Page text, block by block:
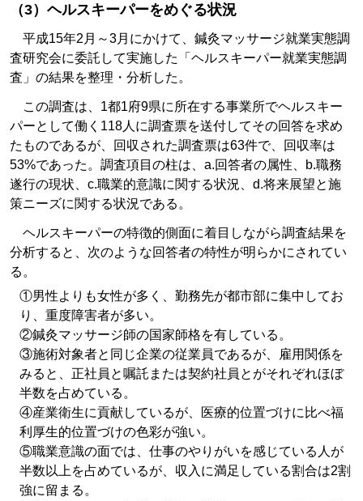
（3）ヘルスキーパーをめぐる状況
平成15年2月～3月にかけて、鍼灸マッサージ就業実態調
査研究会に委託して実施した「ヘルスキーパー就業実態調
査」の結果を整理・分析した。
この調査は、1都1府9県に所在する事業所でヘルスキー
パーとして働く118人に調査票を送付してその回答を求め
たものであるが、回収された調査票は63件で、回収率は
53%であった。調査項目の柱は、a.回答者の属性、b.職務
遂行の現状、c.職業的意識に関する状況、d.将来展望と施
策ニーズに関する状況である。
ヘルスキーパーの特徴的側面に着目しながら調査結果を
分析すると、次のような回答者の特性が明らかにされてい
る。
①男性よりも女性が多く、勤務先が都市部に集中してお
り、重度障害者が多い。
②鍼灸マッサージ師の国家師格を有している。
③施術対象者と同じ企業の従業員であるが、雇用関係を
みると、正社員と嘱託または契約社員とがそれぞれほぼ
半数を占めている。
④産業衛生に貢献しているが、医療的位置づけに比べ福
利厚生的位置づけの色彩が強い。
⑤職業意識の面では、仕事のやりがいを感じている人が
半数以上を占めているが、収入に満足している割合は2割
強に留まる。